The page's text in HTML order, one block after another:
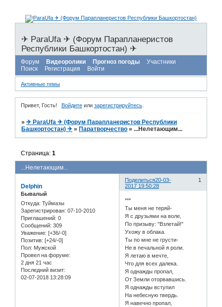
✈ ParaUfa ✈ (Форум Парапланеристов
Республики Башкортостан) ✈
Форум Видеоролики Прогноз погоды
Участники
Поиск
Регистрация Войти
Активные темы
Привет, Гость! Войдитеили зарегистрируйтесь.
»✈ ParaUfa ✈ (Форум Парапланеристов Республики
Башкортостан) ✈ » Паратворчество »...Нелетающим...
...Нелетающим...
Страница:1
Поделиться 1
20-03-
2017 19:50:28
Delphin
Бывалый
Откуда: Туймазы
Зарегистрирован: 07-10-2010
Приглашений: 0
Сообщений: 309
Уважение: [+36/-0]
Позитив: [+24/-0]
Пол: Мужской
Провел на форуме:
2 дня 21 час
Последний визит:
02-07-2018 13:28:09
***
Ты меня не теряй-
Я с друзьями на воле,
По призыву: "Взлетай!"
Ухожу в облака.
Ты по мне не грусти-
Не в печальной я роли.
Я летаю в мечте,
Что для всех далека.
Я однажды пропал,
От Земли оторвавшись.
Я однажды вступил
На небесную твердь.
Я навечно пропал,